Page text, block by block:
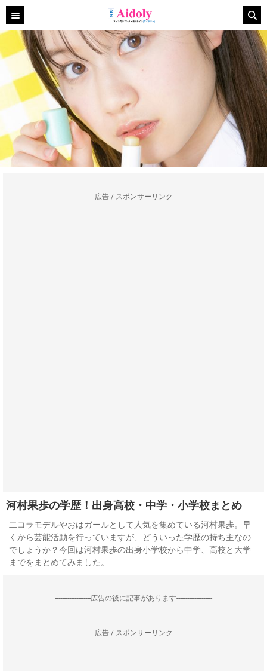
広告 / スポンサーリンク
河村果歩の学歴！出身高校・中学・小学校まとめ
二コラモデルやおはガールとして人気を集めている河村果歩。早
くから芸能活動を行っていますが、どういった学歴の持ち主なの
でしょうか？今回は河村果歩の出身小学校から中学、高校と大学
までをまとめてみました。
--------------------広告の後に記事があります--------------------
広告 / スポンサーリンク